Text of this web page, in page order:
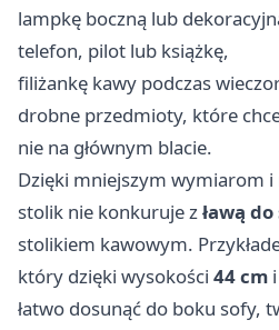
lampkę boczną lub
telefon, pilot lub książkę,
filiżankę kawy podczas
drobne przedmioty, które
nie na głównym blacie.
Dzięki mniejszym wymiarom
stolik nie konkuruje zławą
stolikiem kawowym.
który dzięki wysokości 44 cm
łatwo dosunąć do boku sofy,